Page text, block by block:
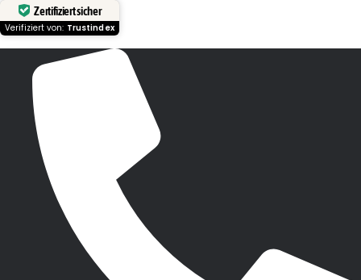
Zertifiziert sicher
Verifiziert von: Trustindex